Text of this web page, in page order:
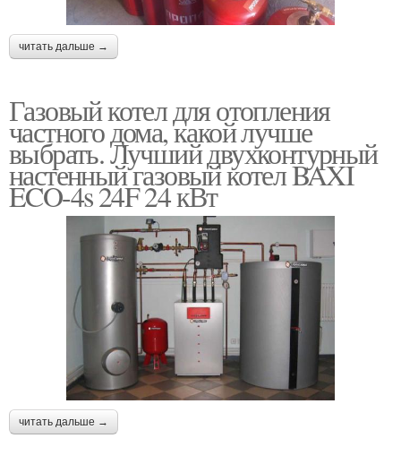
читать дальше →
Газовый котел для отопления
частного дома, какой лучше
выбрать. Лучший двухконтурный
настенный газовый котел BAXI
ECO-4s 24F 24 кВт
читать дальше →